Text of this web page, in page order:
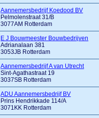
Aannemersbedrijf Koedood BV
Pelmolenstraat 31/B
3077AM Rotterdam
E J Bouwmeester Bouwbedrijven
Adrianalaan 381
3053JB Rotterdam
Aannemersbedrijf A van Utrecht
Sint-Agathastraat 19
3037SB Rotterdam
ADU Aannemersbedrijf BV
Prins Hendrikkade 114/A
3071KK Rotterdam